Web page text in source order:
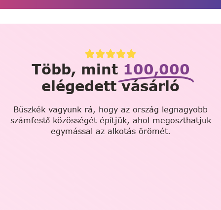
Több, mint 100,000
elégedett vásárló
Büszkék vagyunk rá, hogy az ország legnagyobb
számfestő közösségét építjük, ahol megoszthatjuk
egymással az alkotás örömét.